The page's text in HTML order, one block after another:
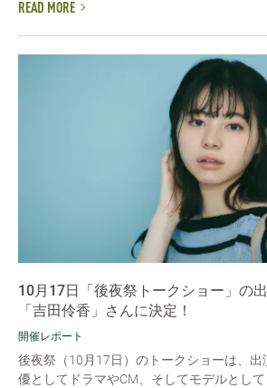
READ MORE
10月17日「後夜祭トークショー」の
「吉田伶香」さんに決定！
開催レポート
後夜祭（10月17日）のトークショーは、
優としてドラマやCM、そしてモデルとし